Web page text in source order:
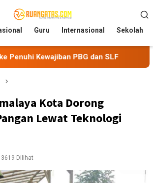
Guru Internasional Sekolah
PBG dan SLF BEM
Kota Dorong
Lewat Teknologi
3619 Dilihat